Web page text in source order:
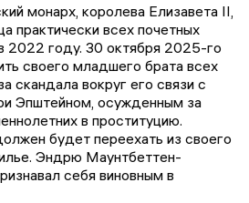
монарх, королева Елизавета II,
практически всех почетных
2022 году. 30 октября 2025-го
своего младшего брата всех
скандала вокруг его связи с
Эпштейном, осужденным за
в проституцию.
будет переехать из своего
Эндрю Маунтбеттен-
себя виновным в